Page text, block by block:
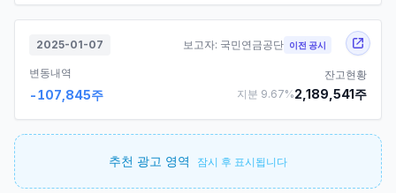
2025-01-07 보고자: 국민연금공단 이전 공시
변동내역
-107,845주
잔고현황
지분 9.67%2,189,541주
추천 광고 영역 잠시 후 표시됩니다